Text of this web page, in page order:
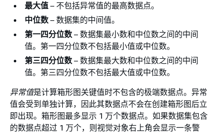
最大值 – 不包括异常值的最高数据点。
中位数 – 数据集的中间值。
第一四分位数 – 数据集最小数和中位数之间的中间
值。第一四分位数不包括最小值或中位数。
第三四分位数 – 数据集最大数和中位数之间的中间
值。第三四分位数不包括最大值或中位数。
异常值是计算箱形图关键值时不包含的极端数据点。异常
值会受到单独计算，因此其数据点不会在创建箱形图后立
即出现。箱形图最多显示 1 万个数据点。如果数据集包含
的数据点超过 1 万个，则视觉对象右上角会显示一条警